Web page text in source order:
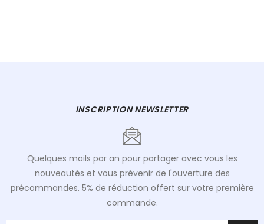
INSCRIPTION NEWSLETTER
Quelques mails par an pour partager avec vous les
nouveautés et vous prévenir de l'ouverture des
précommandes. 5% de réduction offert sur votre première
commande.